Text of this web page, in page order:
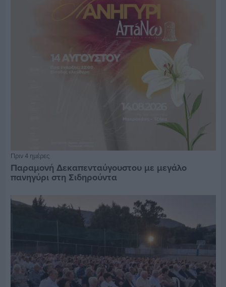
Πριν 4 ημέρες
Παραμονή Δεκαπενταύγουστου με μεγάλο
πανηγύρι στη Σιδηρούντα